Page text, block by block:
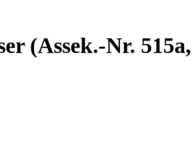
(Assek.-Nr.